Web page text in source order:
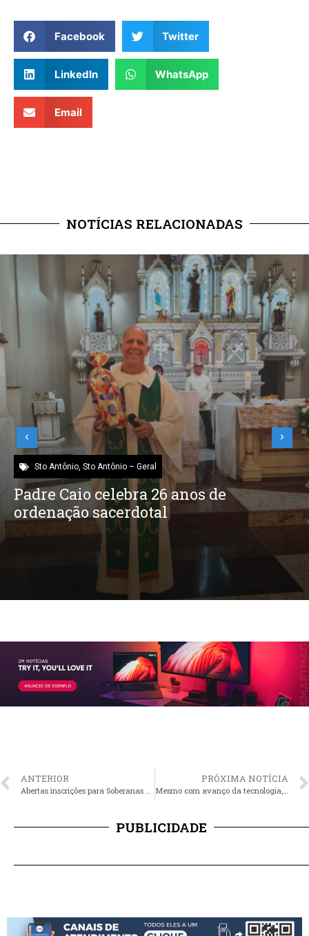
Facebook Twitter
LinkedIn WhatsApp
Email
NOTÍCIAS RELACIONADAS
Sto Antônio, Sto Antônio – Geral
Padre Caio celebra 26 anos de
ordenação sacerdotal
ANTERIOR PRÓXIMA NOTÍCIA
PUBLICIDADE